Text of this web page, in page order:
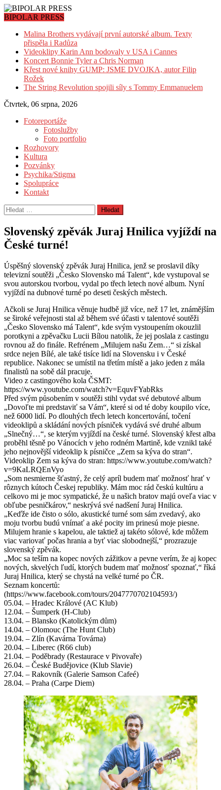
Skip
to
BIPOLAR PRESS
Malina Brothers vydávají první autorské album. Texty
přispěla i Radůza
Videoklipy Karin Ann bodovaly v USA i Cannes
Koncert Bonnie Tyler a Chris Norman
Křest nové knihy GUMP: JSME DVOJKA, autor Filip
Rožek
The String Revolution spojili síly s Tommy Emmanuelem
Čtvrtek, 06 srpna, 2026
Fotoreportáže
Fotoslužby
Foto portfolio
Rozhovory
Kultura
Pozvánky
Psychika/Stigma
Spolupráce
Kontakt
Vyhledávání
Slovenský zpěvák Juraj Hnilica vyjíždí na
České turné!
Úspěšný slovenský zpěvák Juraj Hnilica, jenž se proslavil díky
televizní soutěži „Česko Slovensko má Talent“, kde vystupoval se
svou autorskou tvorbou, vydal po třech letech nové album. Nyní
vyjíždí na dubnové turné po deseti českých městech.
Ačkoli se Juraj Hnilica věnuje hudbě již více, než 17 let, známějším
se široké veřejnosti stal až během své účasti v talentové soutěži
„Česko Slovensko má Talent“, kde svým vystoupením okouzlil
porotkyni a zpěvačku Lucii Bílou natolik, že jej poslala z castingu
rovnou až do finále. Refrénem „Milujem našu Zem…“ si získal
srdce nejen Bílé, ale také tisíce lidí na Slovensku i v České
republice. Nakonec se umístil na třetím místě a jako jeden z mála
finalistů na sobě dál pracuje.
Video z castingového kola ČSMT:
https://www.youtube.com/watch?v=EquvFYabRks
Před svým působením v soutěži stihl vydat své debutové album
„Dovoľte mi predstaviť sa Vám“, které si od té doby koupilo více,
než 6000 lidí. Po dlouhých třech letech koncertování, točení
videoklipů a skládání nových písniček vydává své druhé album
„Slnečný…“, se kterým vyjíždí na české turné. Slovenský křest alba
proběhl těsně po Vánocích v jeho rodném Martině, kde vznikl také
jeho nejnovější videoklip k písničce „Zem sa kýva do stran“.
Videoklip Zem sa kýva do stran: https://www.youtube.com/watch?
v=9KaLRQEnVyo
„Som nesmierne šťastný, že celý apríl budem mať možnosť hrať v
rôznych kútoch Českej republiky. Mám moc rád českú kultúru a
celkovo mi je moc sympatické, že u našich bratov majú oveľa viac v
obľube pesničkárov,“ neskrývá své nadšení Juraj Hnilica.
„Keďže ide čisto o sólo, akustické turné som sám zvedavý, ako
moju tvorbu budú vnímať a aké pocity im prinesú moje piesne.
Milujem hranie s kapelou, ale taktiež aj takéto sólové, kde môžem
viac variovať počas hrania a byť viac slobodnejší,“ prozrazuje
slovenský zpěvák.
„Moc sa teším na kopec nových zážitkov a pevne verím, že aj kopec
nových, skvelých ľudí, ktorých budem mať možnosť spoznať,“ říká
Juraj Hnilica, který se chystá na velké turné po ČR.
Seznam koncertů:
(https://www.facebook.com/tours/2047770702104593/)
05.04. – Hradec Králové (AC Klub)
12.04. – Šumperk (H-Club)
13.04. – Blansko (Katolickým dům)
14.04. – Olomouc (The Hunt Club)
19.04. – Zlín (Kavárna Továrna)
20.04. – Liberec (R66 club)
21.04. – Poděbrady (Restaurace v Pivovaře)
26.04. – České Budějovice (Klub Slavie)
27.04. – Rakovník (Galerie Samson Cafeé)
28.04. – Praha (Carpe Diem)